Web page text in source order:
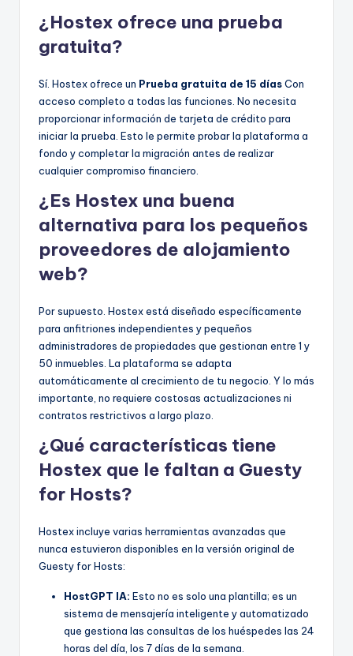
¿Hostex ofrece una prueba
gratuita?
Sí. Hostex ofrece un Prueba gratuita de 15 díasCon
acceso completo a todas las funciones. No necesita
proporcionar información de tarjeta de crédito para
iniciar la prueba. Esto le permite probar la plataforma a
fondo y completar la migración antes de realizar
cualquier compromiso financiero.
¿Es Hostex una buena
alternativa para los pequeños
proveedores de alojamiento
web?
Por supuesto. Hostex está diseñado específicamente
para anfitriones independientes y pequeños
administradores de propiedades que gestionan entre 1 y
50 inmuebles. La plataforma se adapta
automáticamente al crecimiento de tu negocio. Y lo más
importante, no requiere costosas actualizaciones ni
contratos restrictivos a largo plazo.
¿Qué características tiene
Hostex que le faltan a Guesty
for Hosts?
Hostex incluye varias herramientas avanzadas que
nunca estuvieron disponibles en la versión original de
Guesty for Hosts:
HostGPT IA: Esto no es solo una plantilla; es un
sistema de mensajería inteligente y automatizado
que gestiona las consultas de los huéspedes las 24
horas del día, los 7 días de la semana.